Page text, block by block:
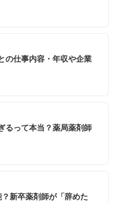
の仕事内容・年収や企業
るって本当？薬局薬剤師
新卒薬剤師が「辞めた